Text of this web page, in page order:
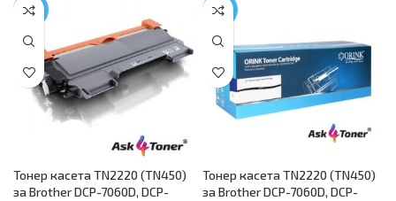
DCP-7070DW – ASK4TONER
-32%
Тонер касета TN2220 (TN450)
за Brother DCP-7060D, DCP-
-14%
Тонер касета TN2220 (TN450)
за Brother DCP-7060D, DCP-